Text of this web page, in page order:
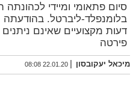
סיום פתאומי ומיידי
בלומנפלד-ליברטל. בהודעתה
דעות מקצועיים שאינם
פירטה
מיכאל יעקובסון |
22.01.20 08:08